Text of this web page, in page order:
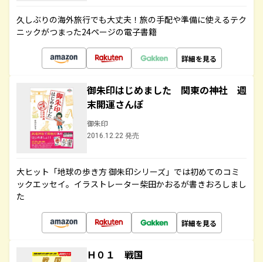
久しぶりの海外旅行でも大丈夫！旅の手配や準備に使えるテク
ニックがつまった24ページの電子書籍
詳細を見る
御朱印はじめました 関東の神社 週
末開運さんぽ
御朱印
2016.12.22 発売
大ヒット「地球の歩き方 御朱印シリーズ」では初めてのコミ
ックエッセイ。イラストレーター柴田かおるが書きおろしまし
た
詳細を見る
Ｈ０１ 戦国